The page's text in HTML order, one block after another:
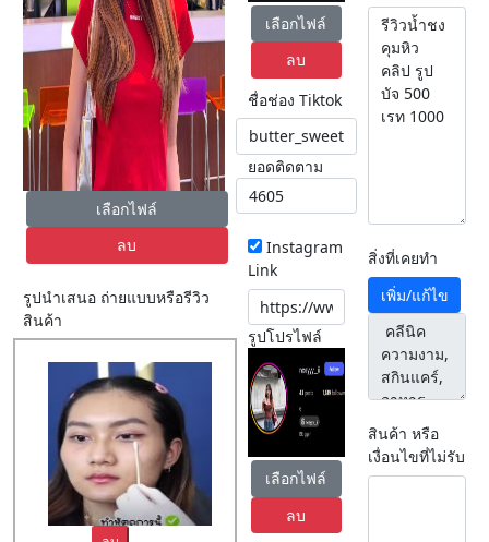
เลือกไฟล์
ลบ
รูปนำเสนอ ถ่ายแบบหรือรีวิว
สินค้า
เลือกไฟล์
ลบ
ชื่อช่อง Tiktok
ยอดติดตาม
Instagram
Link
รูปโปรไฟล์
เลือกไฟล์
ลบ
สิ่งที่เคยทำ
เพิ่ม/แก้ไข
สินค้า หรือ
เงื่อนไขที่ไม่รับ